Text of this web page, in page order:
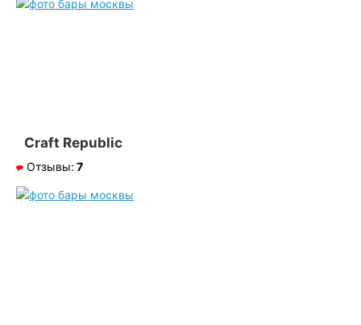
Сraft Republic
Отзывы: 7